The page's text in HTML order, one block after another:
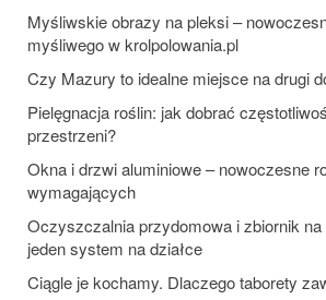
Myśliwskie obrazy na pleksi –
myśliwego w krolpolowania.pl
Czy Mazury to idealne miejsce na drugi
Pielęgnacja roślin: jak dobrać
przestrzeni?
Okna i drzwi aluminiowe – nowoczesne
wymagających
Oczyszczalnia przydomowa i zbiornik
jeden system na działce
Ciągle je kochamy. Dlaczego taborety